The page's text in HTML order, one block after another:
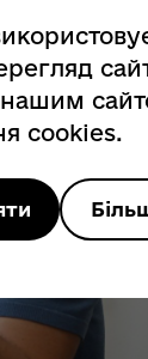
cookies.